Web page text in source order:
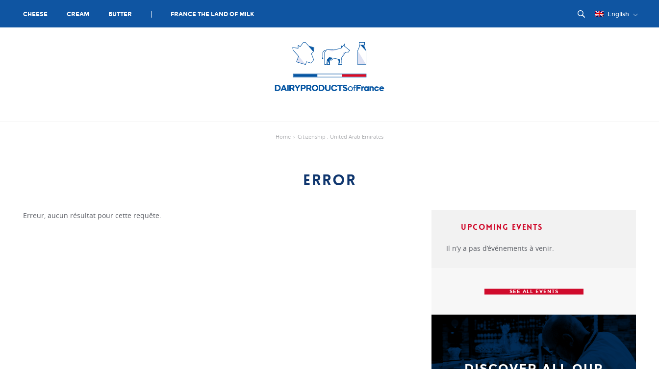
CHEESE CREAM BUTTER FRANCE THE LAND OF MILK English
Home › Citizenship : United Arab Emirates
ERROR
Erreur, aucun résultat pour cette requête.
Upcoming events
Il n’y a pas d’événements à venir.
SEE ALL EVENTS